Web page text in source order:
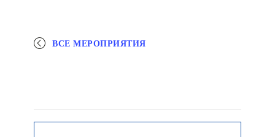
ВСЕ МЕРОПРИЯТИЯ